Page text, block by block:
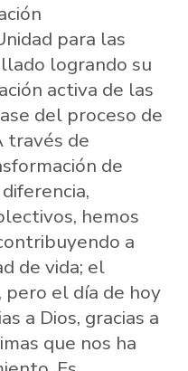
para las
logrando su
activa de las
del proceso de
través de
de
hemos
a
de vida; el
pero el día de hoy
a Dios, gracias a
que nos ha